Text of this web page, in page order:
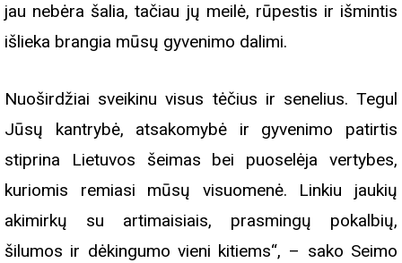
jau nebėra šalia, tačiau jų meilė, rūpestis ir išmintis
išlieka brangia mūsų gyvenimo dalimi.
Nuoširdžiai sveikinu visus tėčius ir senelius. Tegul
Jūsų kantrybė, atsakomybė ir gyvenimo patirtis
stiprina Lietuvos šeimas bei puoselėja vertybes,
kuriomis remiasi mūsų visuomenė. Linkiu jaukių
akimirkų su artimaisiais, prasmingų pokalbių,
šilumos ir dėkingumo vieni kitiems“, – sako Seimo